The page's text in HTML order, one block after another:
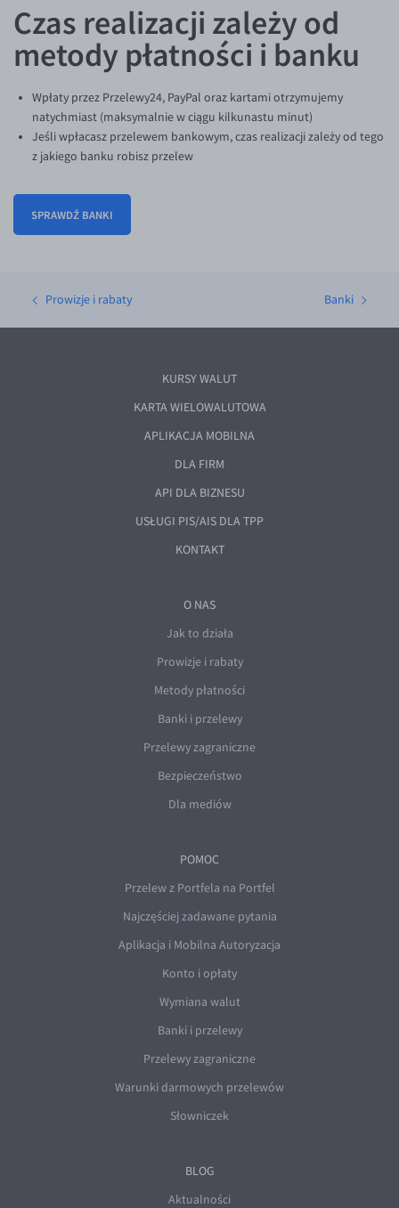
Czas realizacji zależy od
metody płatności i banku
Wpłaty przez Przelewy24, PayPal oraz kartami otrzymujemy
natychmiast (maksymalnie w ciągu kilkunastu minut)
Jeśli wpłacasz przelewem bankowym, czas realizacji zależy od tego
z jakiego banku robisz przelew
SPRAWDŹ BANKI
Prowizje i rabaty Banki
KURSY WALUT
KARTA WIELOWALUTOWA
APLIKACJA MOBILNA
DLA FIRM
API DLA BIZNESU
USŁUGI PIS/AIS DLA TPP
KONTAKT
O NAS
Jak to działa
Prowizje i rabaty
Metody płatności
Banki i przelewy
Przelewy zagraniczne
Bezpieczeństwo
Dla mediów
POMOC
Przelew z Portfela na Portfel
Najczęściej zadawane pytania
Aplikacja i Mobilna Autoryzacja
Konto i opłaty
Wymiana walut
Banki i przelewy
Przelewy zagraniczne
Warunki darmowych przelewów
Słowniczek
BLOG
Aktualności